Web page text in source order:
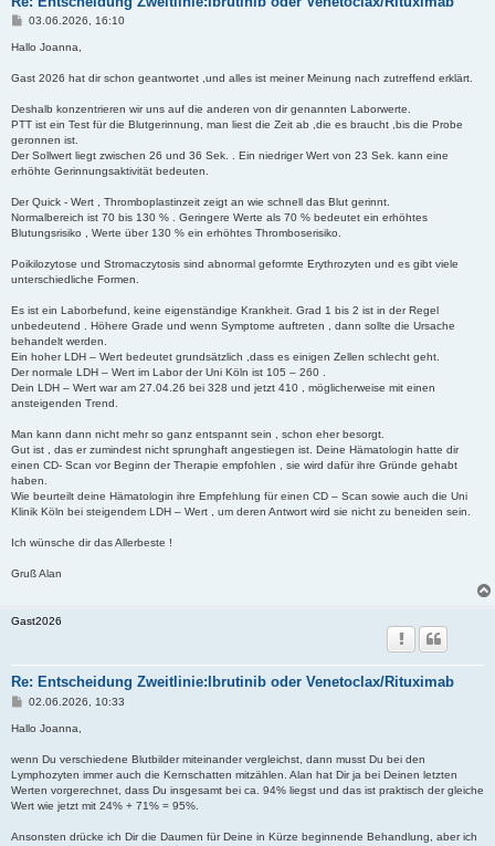
B
i
03.06.2026, 16:10
Hallo Joanna,
Gast 2026 hat dir schon geantwortet ,und alles ist meiner Meinung nach zutreffend erklärt.
Deshalb konzentrieren wir uns auf die anderen von dir genannten Laborwerte.
PTT ist ein Test für die Blutgerinnung, man liest die Zeit ab ,die es braucht ,bis die Probe
geronnen ist.
Der Sollwert liegt zwischen 26 und 36 Sek. . Ein niedriger Wert von 23 Sek. kann eine
erhöhte Gerinnungsaktivität bedeuten.
Der Quick - Wert , Thromboplastinzeit zeigt an wie schnell das Blut gerinnt.
Normalbereich ist 70 bis 130 % . Geringere Werte als 70 % bedeutet ein erhöhtes
Blutungsrisiko , Werte über 130 % ein erhöhtes Thromboserisiko.
Poikilozytose und Stromaczytosis sind abnormal geformte Erythrozyten und es gibt viele
unterschiedliche Formen.
Es ist ein Laborbefund, keine eigenständige Krankheit. Grad 1 bis 2 ist in der Regel
unbedeutend . Höhere Grade und wenn Symptome auftreten , dann sollte die Ursache
behandelt werden.
Ein hoher LDH – Wert bedeutet grundsätzlich ,dass es einigen Zellen schlecht geht.
Der normale LDH – Wert im Labor der Uni Köln ist 105 – 260 .
Dein LDH – Wert war am 27.04.26 bei 328 und jetzt 410 , möglicherweise mit einen
ansteigenden Trend.
Man kann dann nicht mehr so ganz entspannt sein , schon eher besorgt.
Gut ist , das er zumindest nicht sprunghaft angestiegen ist. Deine Hämatologin hatte dir
einen CD- Scan vor Beginn der Therapie empfohlen , sie wird dafür ihre Gründe gehabt
haben.
Wie beurteilt deine Hämatologin ihre Empfehlung für einen CD – Scan sowie auch die Uni
Klinik Köln bei steigendem LDH – Wert , um deren Antwort wird sie nicht zu beneiden sein.
Ich wünsche dir das Allerbeste !
Gruß Alan
Gast2026
Re: Entscheidung Zweitlinie:Ibrutinib oder Venetoclax/Rituximab
B
i
a
g
02.06.2026, 10:33
Hallo Joanna,
wenn Du verschiedene Blutbilder miteinander vergleichst, dann musst Du bei den
Lymphozyten immer auch die Kernschatten mitzählen. Alan hat Dir ja bei Deinen letzten
Werten vorgerechnet, dass Du insgesamt bei ca. 94% liegst und das ist praktisch der gleiche
Wert wie jetzt mit 24% + 71% = 95%.
Ansonsten drücke ich Dir die Daumen für Deine in Kürze beginnende Behandlung, aber ich